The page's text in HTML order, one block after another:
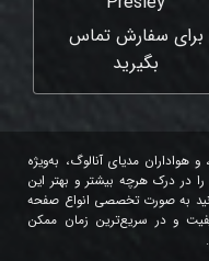
برای سفارش تماس
بگیرید
مدیای آنالوگ، به‌ویژه
در درک هرچه بیشتر و بهتر این
به صورت تخصصی انواع صفحه
و در سریع‌ترین زمان ممکن